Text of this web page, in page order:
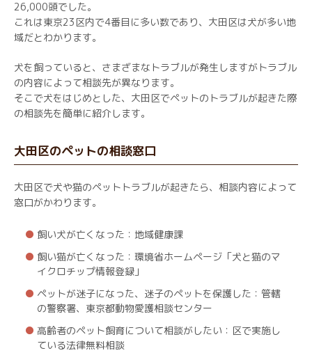
26,000頭でした。
これは東京23区内で4番目に多い数であり、大田区は犬が多い地
域だとわかります。
犬を飼っていると、さまざまなトラブルが発生しますがトラブル
の内容によって相談先が異なります。
そこで犬をはじめとした、大田区でペットのトラブルが起きた際
の相談先を簡単に紹介します。
大田区のペットの相談窓口
大田区で犬や猫のペットトラブルが起きたら、相談内容によって
窓口がかわります。
飼い犬が亡くなった：地域健康課
飼い猫が亡くなった：環境省ホームページ「犬と猫のマ
イクロチップ情報登録」
ペットが迷子になった、迷子のペットを保護した：管轄
の警察署、東京都動物愛護相談センター
高齢者のペット飼育について相談がしたい：区で実施し
ている法律無料相談